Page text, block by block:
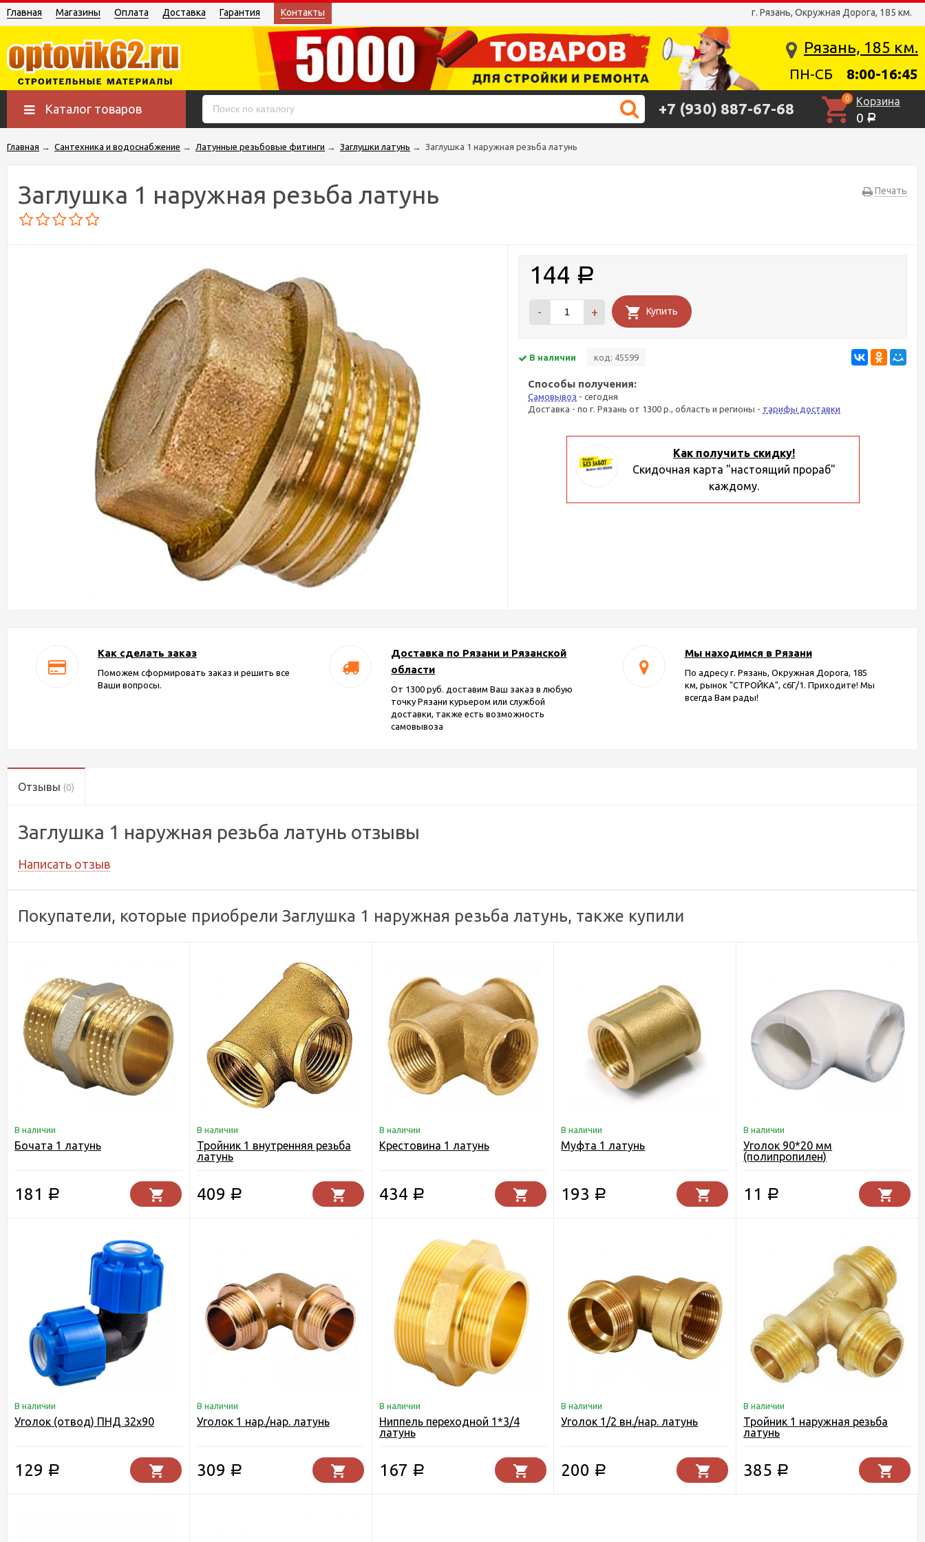
г. Рязань, Окружная Дорога, 185 км.
Главная Магазины Оплата Доставка Гарантия Контакты
Рязань, 185 км.
ПН-СБ 8:00-16:45
Каталог товаров +7 (930) 887-67-68
0 Корзина
0 Р
Главная → Сантехника и водоснабжение → Латунные резьбовые фитинги → Заглушки латунь → Заглушка 1 наружная резьба латунь
Печать
Заглушка 1 наружная резьба латунь
144 Р
- + Купить
В наличии код: 45599
Способы получения:
Самовывоз - сегодня
Доставка - по г. Рязань от 1300 р., область и регионы - тарифы доставки
Как получить скидку!
Скидочная карта "настоящий прораб"
каждому.
Как сделать заказ
Поможем сформировать заказ и решить все
Ваши вопросы.
Доставка по Рязани и Рязанской
области
От 1300 руб. доставим Ваш заказ в любую
точку Рязани курьером или службой
доставки, также есть возможность
самовывоза
Мы находимся в Рязани
По адресу г. Рязань, Окружная Дорога, 185
км, рынок "СТРОЙКА", с6Г/1. Приходите! Мы
всегда Вам рады!
Отзывы (0)
Заглушка 1 наружная резьба латунь отзывы
Написать отзыв
Покупатели, которые приобрели Заглушка 1 наружная резьба латунь, также купили
В наличии
Бочата 1 латунь
181 Р
В наличии
Тройник 1 внутренняя резьба
латунь
409 Р
В наличии
Крестовина 1 латунь
434 Р
В наличии
Муфта 1 латунь
193 Р
В наличии
Уголок 90*20 мм
(полипропилен)
11 Р
В наличии
Уголок (отвод) ПНД 32х90
129 Р
В наличии
Уголок 1 нар./нар. латунь
309 Р
В наличии
Ниппель переходной 1*3/4
латунь
167 Р
В наличии
Уголок 1/2 вн./нар. латунь
200 Р
В наличии
Тройник 1 наружная резьба
латунь
385 Р